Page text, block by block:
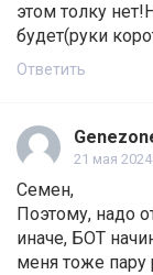
этом толку
будет(руки
Ответить
21 мая
Семен,
Поэтому, надо
иначе, БОТ
меня тоже пару